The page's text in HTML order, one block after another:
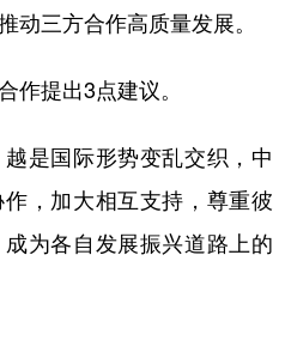
黑龙江
Français عربى
动三方合作高质量发展。
提出3点建议。
是国际形势变乱交织，中
，加大相互支持，尊重彼
为各自发展振兴道路上的